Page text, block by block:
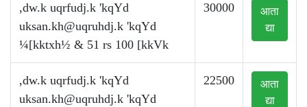
,dw.k uqrfudj.k 'kqYd
uksan.kh@uqruhdj.k 'kqYd
¼[kktxh½ & 51 rs 100 [kkVk
30000
आता
द्या
,dw.k uqrfudj.k 'kqYd
uksan.kh@uqruhdj.k 'kqYd
22500
आता
द्या